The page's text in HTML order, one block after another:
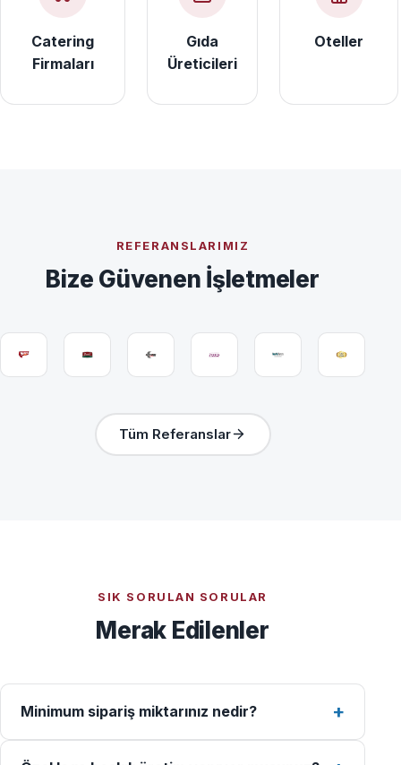
Catering
Firmaları
Gıda
Üreticileri
Oteller
REFERANSLARIMIZ
Bize Güvenen İşletmeler
Tüm Referanslar
SIK SORULAN SORULAR
Merak Edilenler
Minimum sipariş miktarınız nedir?